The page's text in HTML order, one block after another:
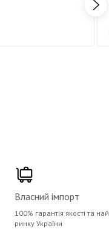
Власний імпорт
100% гарантія якості та
ринку України